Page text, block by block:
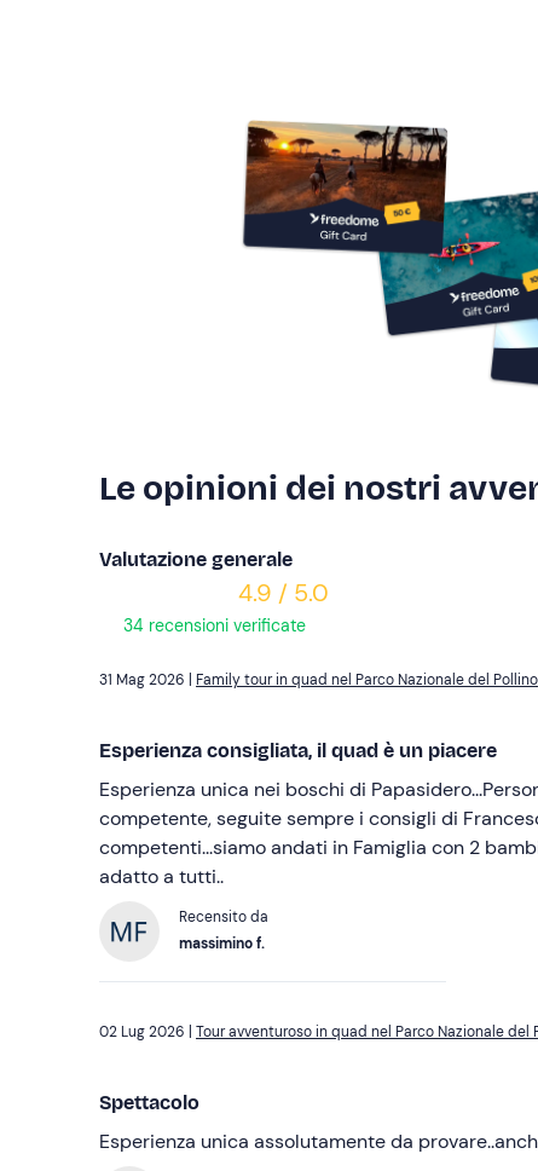
Le opinioni dei nostri
Valutazione generale
4.9 / 5.0
34 recensioni verificate
Family tour in quad nel Parco Nazionale del Pollino
Esperienza consigliata, il quad è un piacere
Esperienza unica nei boschi di
competente, seguite sempre i consigli di
competenti...siamo andati in Famiglia con 2
adatto a tutti..
Recensito da
massimino f.
Tour avventuroso in quad nel Parco Nazionale del
Spettacolo
Esperienza unica assolutamente da